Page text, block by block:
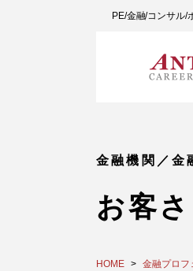
PE/金融/コンサル
金融機関／金
お客
HOME 金融プロフ